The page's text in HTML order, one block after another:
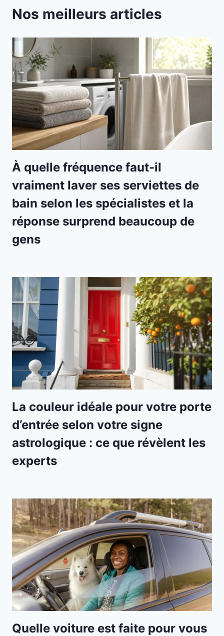
Nos meilleurs articles
À quelle fréquence faut-il
vraiment laver ses serviettes de
bain selon les spécialistes et la
réponse surprend beaucoup de
gens
La couleur idéale pour votre porte
d’entrée selon votre signe
astrologique : ce que révèlent les
experts
Quelle voiture est faite pour vous